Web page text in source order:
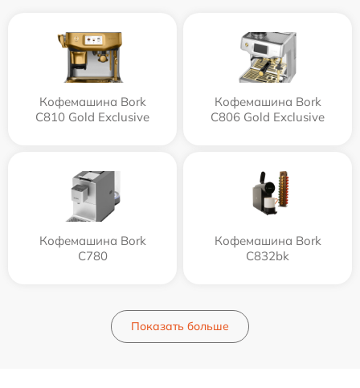
Кофемашина Bork
C810 Gold Exclusive
Кофемашина Bork
C806 Gold Exclusive
Кофемашина Bork
C780
Кофемашина Bork
C832bk
Показать больше